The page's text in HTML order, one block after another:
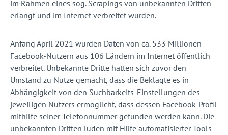
im Rahmen eines sog. Scrapings von unbekannten Dritten
erlangt und im Internet verbreitet wurden.
Anfang April 2021 wurden Daten von ca. 533 Millionen
Facebook-Nutzern aus 106 Ländern im Internet öffentlich
verbreitet. Unbekannte Dritte hatten sich zuvor den
Umstand zu Nutze gemacht, dass die Beklagte es in
Abhängigkeit von den Suchbarkeits-Einstellungen des
jeweiligen Nutzers ermöglicht, dass dessen Facebook-Profil
mithilfe seiner Telefonnummer gefunden werden kann. Die
unbekannten Dritten luden mit Hilfe automatisierter Tools